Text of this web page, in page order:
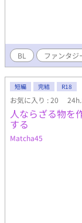
BL ファンタジ
短編 完結 R18
お気に入り : 20
人ならざる物を
する
Matcha45